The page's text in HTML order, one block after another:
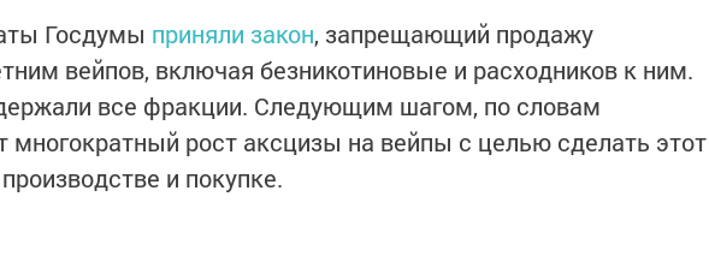
Госдумы приняли закон, запрещающий продажу
вейпов, включая безникотиновые и расходников к ним.
все фракции. Следующим шагом, по словам
многократный рост аксцизы на вейпы с целью сделать этот
и покупке.